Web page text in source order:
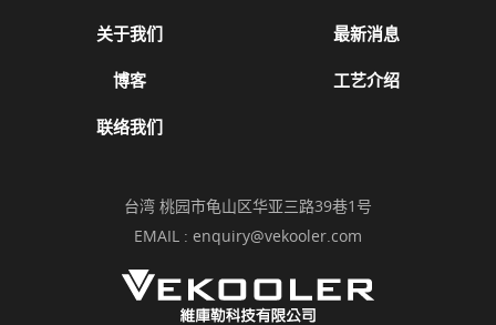
关于我们 最新消息
博客 工艺介绍
联络我们
台湾 桃园市龟山区华亚三路39巷1号
EMAIL : enquiry@vekooler.com